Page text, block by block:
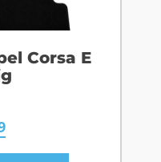
Corsa E